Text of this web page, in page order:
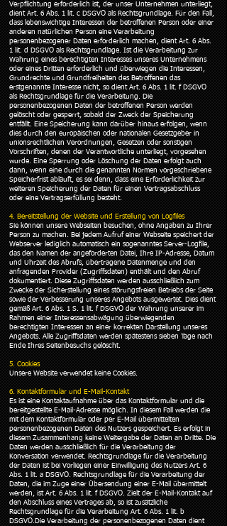
Verpflichtung erforderlich ist, der unser Unternehmen unterliegt,
dient Art. 6 Abs. 1 lit. c DSGVO als Rechtsgrundlage. Für den Fall,
dass lebenswichtige Interessen der betroffenen Person oder einer
anderen natürlichen Person eine Verarbeitung
personenbezogener Daten erforderlich machen, dient Art. 6 Abs.
1 lit. d DSGVO als Rechtsgrundlage. Ist die Verarbeitung zur
Wahrung eines berechtigten Interesses unseres Unternehmens
oder eines Dritten erforderlich und überwiegen die Interessen,
Grundrechte und Grundfreiheiten des Betroffenen das
erstgenannte Interesse nicht, so dient Art. 6 Abs. 1 lit. f DSGVO
als Rechtsgrundlage für die Verarbeitung. Die
personenbezogenen Daten der betroffenen Person werden
gelöscht oder gesperrt, sobald der Zweck der Speicherung
entfällt. Eine Speicherung kann darüber hinaus erfolgen, wenn
dies durch den europäischen oder nationalen Gesetzgeber in
unionsrechtlichen Verordnungen, Gesetzen oder sonstigen
Vorschriften, denen der Verantwortliche unterliegt, vorgesehen
wurde. Eine Sperrung oder Löschung der Daten erfolgt auch
dann, wenn eine durch die genannten Normen vorgeschriebene
Speicherfrist abläuft, es sei denn, dass eine Erforderlichkeit zur
weiteren Speicherung der Daten für einen Vertragsabschluss
oder eine Vertragserfüllung besteht.
4. Bereitstellung der Website und Erstellung von Logfiles
Sie können unsere Webseiten besuchen, ohne Angaben zu Ihrer
Person zu machen. Bei jedem Aufruf einer Webseite speichert der
Webserver lediglich automatisch ein sogenanntes Server-Logfile,
das den Namen der angeforderten Datei, Ihre IP-Adresse, Datum
und Uhrzeit des Abrufs, übertragene Datenmenge und den
anfragenden Provider (Zugriffsdaten) enthält und den Abruf
dokumentiert. Diese Zugriffsdaten werden ausschließlich zum
Zwecke der Sicherstellung eines störungsfreien Betriebs der Seite
sowie der Verbesserung unseres Angebots ausgewertet. Dies dient
gemäß Art. 6 Abs. 1 S. 1 lit. f DSGVO der Wahrung unserer im
Rahmen einer Interessensabwägung überwiegenden
berechtigten Interessen an einer korrekten Darstellung unseres
Angebots. Alle Zugriffsdaten werden spätestens sieben Tage nach
Ende Ihres Seitenbesuchs gelöscht.
5. Cookies
Unsere Website verwendet keine Cookies.
6. Kontaktformular und E-Mail-Kontakt
Es ist eine Kontaktaufnahme über das Kontaktformular und die
bereitgestellte E-Mail-Adresse möglich. In diesem Fall werden die
mit dem Kontaktformular oder per E-Mail übermittelten
personenbezogenen Daten des Nutzers gespeichert. Es erfolgt in
diesem Zusammenhang keine Weitergabe der Daten an Dritte. Die
Daten werden ausschließlich für die Verarbeitung der
Konversation verwendet. Rechtsgrundlage für die Verarbeitung
der Daten ist bei Vorliegen einer Einwilligung des Nutzers Art. 6
Abs. 1 lit. a DSGVO. Rechtsgrundlage für die Verarbeitung der
Daten, die im Zuge einer Übersendung einer E-Mail übermittelt
werden, ist Art. 6 Abs. 1 lit. f DSGVO. Zielt der E-Mail-Kontakt auf
den Abschluss eines Vertrages ab, so ist zusätzliche
Rechtsgrundlage für die Verarbeitung Art. 6 Abs. 1 lit. b
DSGVO.Die Verarbeitung der personenbezogenen Daten dient